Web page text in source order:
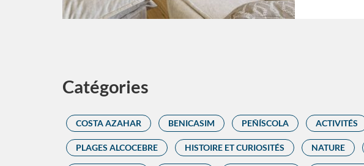
Catégories
COSTA AZAHAR BENICASIM PEÑÍSCOLA ACTIVITÉS
PLAGES ALCOCEBRE HISTOIRE ET CURIOSITÉS NATURE